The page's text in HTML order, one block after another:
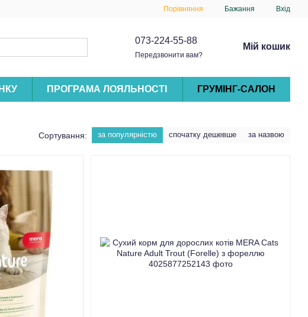
Порівняння Бажання Вхід
073-224-55-88
Передзвонити вам?
Мій кошик
ПРОГРАМА ЛОЯЛЬНОСТІ ГРУМІНГ-САЛОН
Сортування: за популярністю спочатку дешевше за назвою